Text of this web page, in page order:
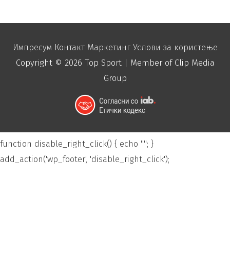
Импресум Контакт Маркетинг Услови за користење
Copyright © 2026 Top Sport| Member of Clip Media
Group
function disable_right_click() { echo ""; }
add_action('wp_footer', 'disable_right_click');